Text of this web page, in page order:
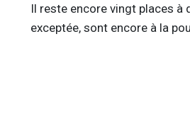
Il reste encore vingt places à
exceptée, sont encore à la